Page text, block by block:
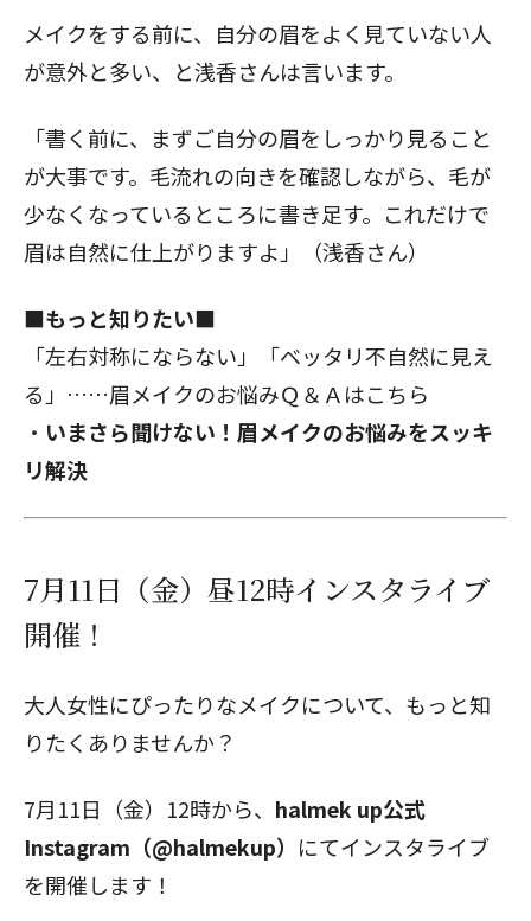
メイクをする前に、自分の眉をよく見ていない人
が意外と多い、と浅香さんは言います。
「書く前に、まずご自分の眉をしっかり見ること
が大事です。毛流れの向きを確認しながら、毛が
少なくなっているところに書き足す。これだけで
眉は自然に仕上がりますよ」（浅香さん）
■もっと知りたい■
「左右対称にならない」「ベッタリ不自然に見え
る」……眉メイクのお悩みＱ＆Ａはこちら
・ いまさら聞けない！眉メイクのお悩みをスッキ
リ解決
7月11日（金）昼12時インスタライブ
開催！
大人女性にぴったりなメイクについて、もっと知
りたくありませんか？
7月11日（金）12時から、 halmek up公式
Instagram（@halmekup） にてインスタライブ
を開催します！